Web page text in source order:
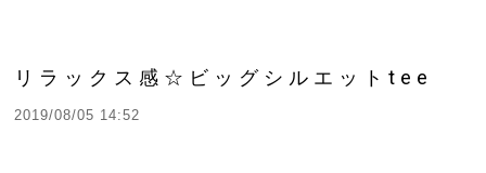
リラックス感☆ビッグシルエットtee
2019/08/05 14:52